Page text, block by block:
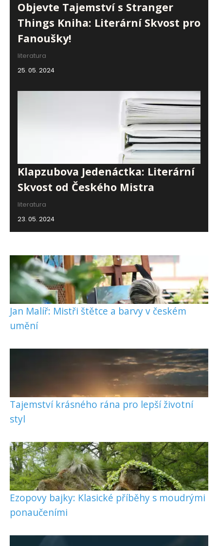
Objevte Tajemství s Stranger
Things Kniha: Literární Skvost pro
Fanoušky!
literatura
25. 05. 2024
Klapzubova Jedenáctka: Literární
Skvost od Českého Mistra
literatura
23. 05. 2024
Jan Malíř: Mistři štětce a barvy v českém
umění
Tajemství krásného rána pro lepší životní
styl
Ezopovy bajky: Klasické příběhy s moudrými
ponaučeními